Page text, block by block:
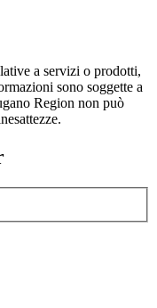
a servizi o prodotti,
sono soggette a
Region non può